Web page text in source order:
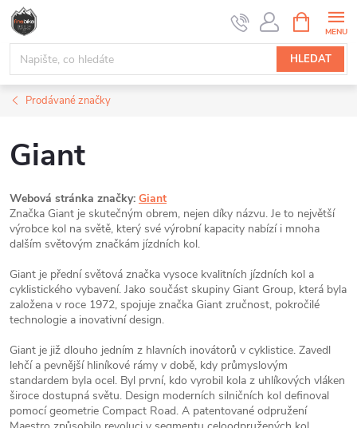
Přejít
obsah
HLEDAT
NÁKUPNÍ
KOŠÍK
Prodávané značky
Giant
Webová stránka značky: Giant
Značka Giant je skutečným obrem, nejen díky názvu. Je to největší
výrobce kol na světě, který své výrobní kapacity nabízí i mnoha
dalším světovým značkám jízdních kol.
Giant je přední světová značka vysoce kvalitních jízdních kol a
cyklistického vybavení. Jako součást skupiny Giant Group, která byla
založena v roce 1972, spojuje značka Giant zručnost, pokročilé
technologie a inovativní design.
Giant je již dlouho jedním z hlavních inovátorů v cyklistice. Zavedl
lehčí a pevnější hliníkové rámy v době, kdy průmyslovým
standardem byla ocel. Byl první, kdo vyrobil kola z uhlíkových vláken
široce dostupná světu. Design moderních silničních kol definoval
pomocí geometrie Compact Road. A patentované odpružení